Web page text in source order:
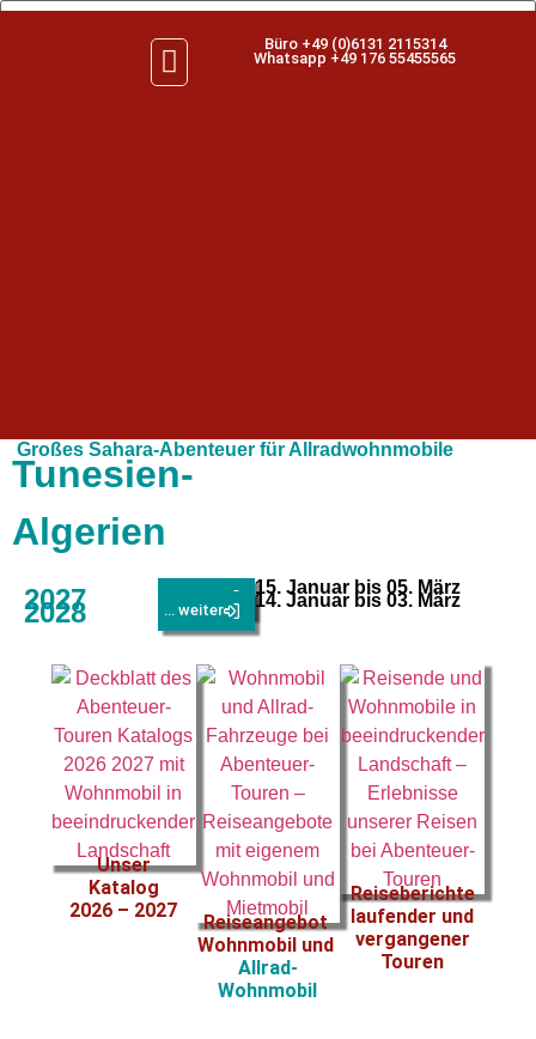
Büro +49 (0)6131 2115314
Whatsapp +49 176 55455565
Tunesien-
Algerien
Großes Sahara-Abenteuer für Allradwohnmobile
2027 15. Januar bis 05. März
2028 ... weiter 14. Januar bis 03. März
Unser
Katalog
2026 – 2027
Reiseangebot
Wohnmobil und
Allrad-
Wohnmobil
Reiseberichte
laufender und
vergangener
Touren